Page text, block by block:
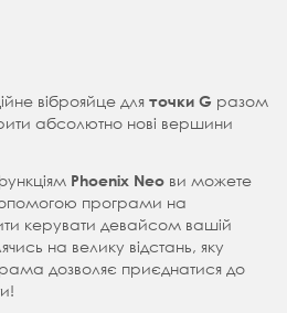
віброяйце для точки G разом
абсолютно нові вершини
Phoenix Neo ви можете
програми на
керувати девайсом вашій
на велику відстань, яку
дозволяє приєднатися до